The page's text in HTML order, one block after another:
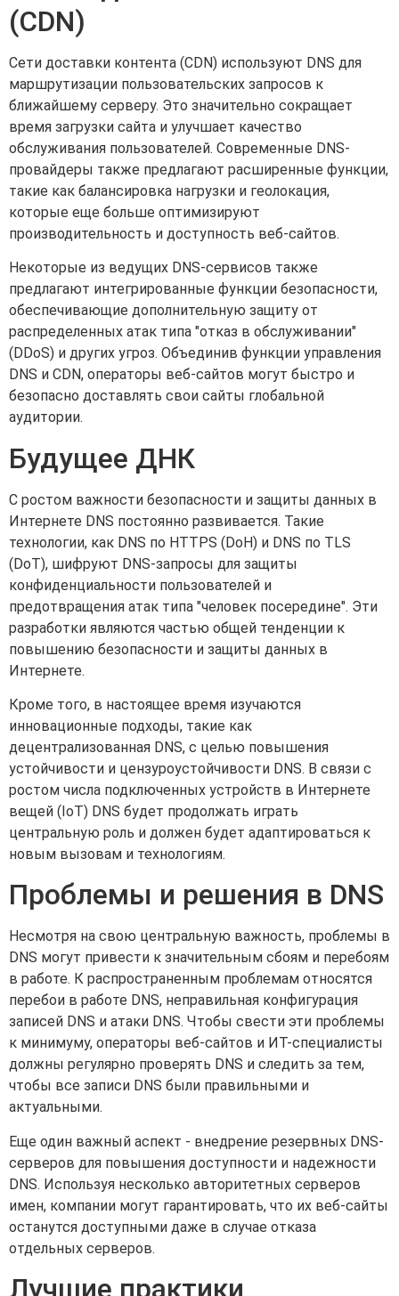
(CDN)
Сети доставки контента (CDN) используют DNS для
маршрутизации пользовательских запросов к
ближайшему серверу. Это значительно сокращает
время загрузки сайта и улучшает качество
обслуживания пользователей. Современные DNS-
провайдеры также предлагают расширенные функции,
такие как балансировка нагрузки и геолокация,
которые еще больше оптимизируют
производительность и доступность веб-сайтов.
Некоторые из ведущих DNS-сервисов также
предлагают интегрированные функции безопасности,
обеспечивающие дополнительную защиту от
распределенных атак типа "отказ в обслуживании"
(DDoS) и других угроз. Объединив функции управления
DNS и CDN, операторы веб-сайтов могут быстро и
безопасно доставлять свои сайты глобальной
аудитории.
Будущее ДНК
С ростом важности безопасности и защиты данных в
Интернете DNS постоянно развивается. Такие
технологии, как DNS по HTTPS (DoH) и DNS по TLS
(DoT), шифруют DNS-запросы для защиты
конфиденциальности пользователей и
предотвращения атак типа "человек посередине". Эти
разработки являются частью общей тенденции к
повышению безопасности и защиты данных в
Интернете.
Кроме того, в настоящее время изучаются
инновационные подходы, такие как
децентрализованная DNS, с целью повышения
устойчивости и цензуроустойчивости DNS. В связи с
ростом числа подключенных устройств в Интернете
вещей (IoT) DNS будет продолжать играть
центральную роль и должен будет адаптироваться к
новым вызовам и технологиям.
Проблемы и решения в DNS
Несмотря на свою центральную важность, проблемы в
DNS могут привести к значительным сбоям и перебоям
в работе. К распространенным проблемам относятся
перебои в работе DNS, неправильная конфигурация
записей DNS и атаки DNS. Чтобы свести эти проблемы
к минимуму, операторы веб-сайтов и ИТ-специалисты
должны регулярно проверять DNS и следить за тем,
чтобы все записи DNS были правильными и
актуальными.
Еще один важный аспект - внедрение резервных DNS-
серверов для повышения доступности и надежности
DNS. Используя несколько авторитетных серверов
имен, компании могут гарантировать, что их веб-сайты
останутся доступными даже в случае отказа
отдельных серверов.
Лучшие практики